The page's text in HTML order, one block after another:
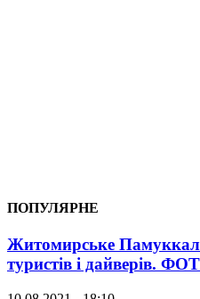
ПОПУЛЯРНЕ
Житомирське
туристів і дайверів.